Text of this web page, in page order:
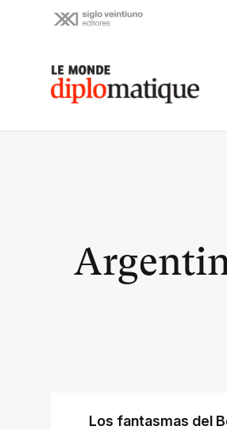
Le monde diplomatique
Los fantasmas del